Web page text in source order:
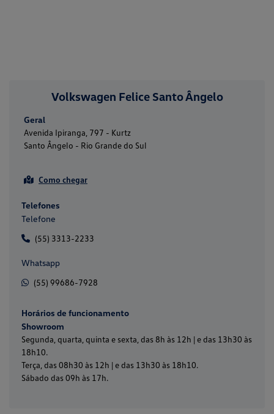
Volkswagen Felice Santo Ângelo
Geral
Avenida Ipiranga, 797 - Kurtz
Santo Ângelo - Rio Grande do Sul
Como chegar
Telefones
Telefone
(55) 3313-2233
Whatsapp
(55) 99686-7928
Horários de funcionamento
Showroom
Segunda, quarta, quinta e sexta, das 8h às 12h | e das 13h30 às
18h10.
Terça, das 08h30 às 12h | e das 13h30 às 18h10.
Sábado das 09h às 17h.